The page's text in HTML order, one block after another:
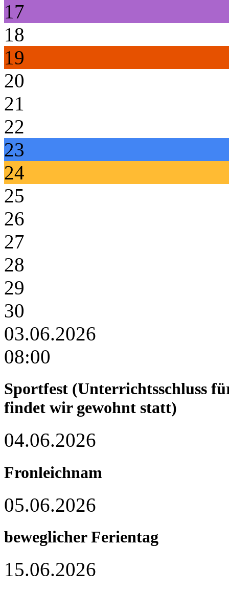
17
18
19
20
21
22
23
24
25
26
27
28
29
30
03.06.2026
08:00
Sportfest (Unterrichtsschluss
findet wir gewohnt statt)
04.06.2026
Fronleichnam
05.06.2026
beweglicher Ferientag
15.06.2026